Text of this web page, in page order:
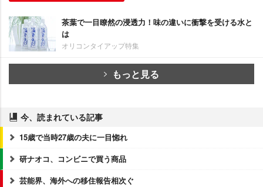
茶葉で一目瞭然の浸透力！味の違いに衝撃を受ける水と
は
オリコンタイアップ特集
もっと見る
今、読まれている記事
15歳で当時27歳の夫に一目惚れ
研ナオコ、コンビニで買う商品
芸能界、海外への移住報告相次ぐ